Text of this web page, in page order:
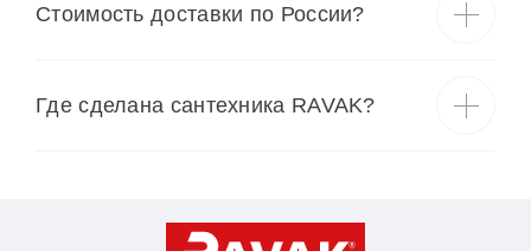
Cтоимость доставки по России?
Где сделана сантехника RAVAK?